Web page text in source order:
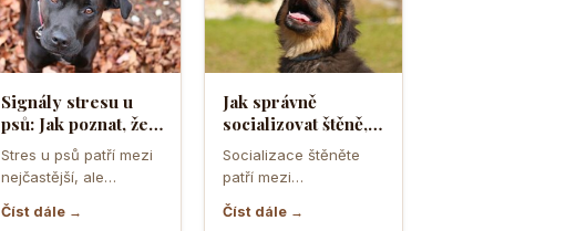
Signály stresu u
psů: Jak poznat, že
se váš čtyřnohý
přítel necítí
komfortně
Stres u psů patří mezi
nejčastější, ale
nejpodceňovanější
Číst dále →
Jak správně
socializovat štěně,
aby z něj vyrostl
sebevědomý a
klidný pes
Socializace štěněte
patří mezi
prvních měsíců života.
Číst dále →